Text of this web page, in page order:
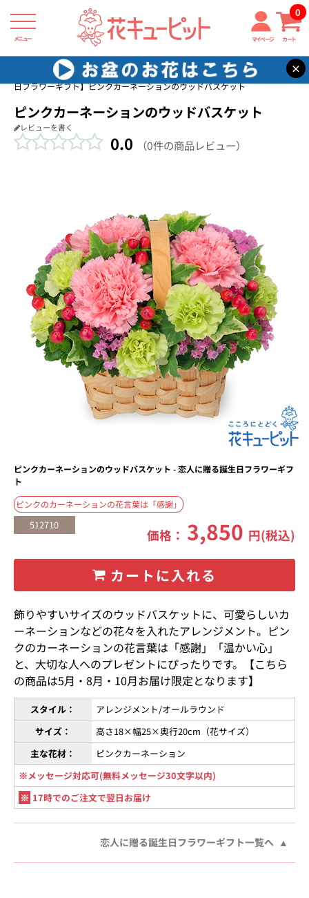
メニュー マイページ カート
0
×
花キューピット 恋人に贈る誕生日フラワーギフト
【恋人に贈る誕生
日フラワーギフト】ピンクカーネーションのウッドバスケット
ピンクカーネーションのウッドバスケット
レビューを書く
0.0 （0件の商品レビュー）
ピンクカーネーションのウッドバスケット - 恋人に贈る誕生日フラワーギフ
ト
ピンクのカーネーションの花言葉は「感謝」
512710
価格： 3,850 円(税込)
カートに入れる
飾りやすいサイズのウッドバスケットに、可愛らしいカ
ーネーションなどの花々を入れたアレンジメント。ピン
クのカーネーションの花言葉は「感謝」「温かい心」
と、大切な人へのプレゼントにぴったりです。【こちら
の商品は5月・8月・10月お届け限定となります】
スタイル：
アレンジメント/オールラウンド
サイズ：
高さ18×幅25×奥行20cm（花サイズ）
主な花材：
ピンクカーネーション
※メッセージ対応可(無料メッセージ30文字以内)
※ 17時でのご注文で翌日お届け
恋人に贈る誕生日フラワーギフト一覧へ